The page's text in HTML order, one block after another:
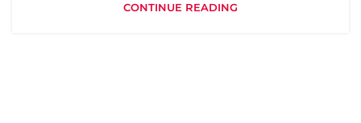
CONTINUE READING